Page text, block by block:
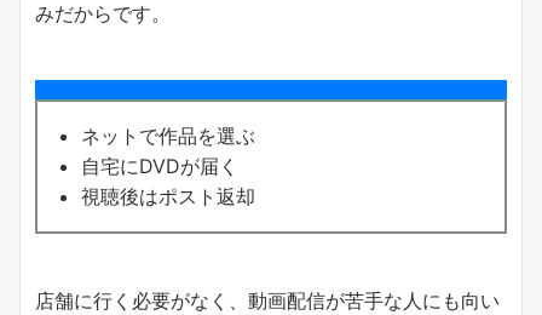
みだからです。
ネットで作品を選ぶ
自宅にDVDが届く
視聴後はポスト返却
店舗に行く必要がなく、動画配信が苦手な人にも向い